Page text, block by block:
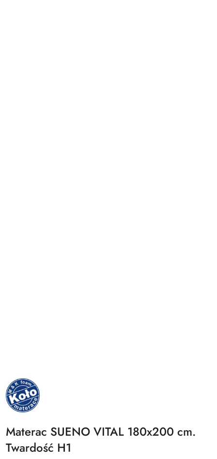
NAZWA
PRODUCENTA:
MKFOAM
Materac SUENO VITAL 180x200 cm.
Twardość H1